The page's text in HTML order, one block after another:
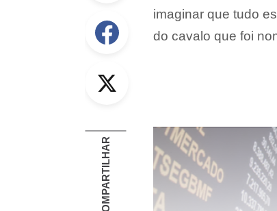
Facebook
COMPARTILHAR
imaginar que tudo
do cavalo que foi